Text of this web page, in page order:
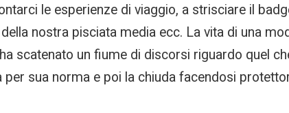
le esperienze di viaggio, a strisciare il
nostra pisciata media ecc. La vita di una
scatenato un fiume di discorsi riguardo quel
per sua norma e poi la chiuda facendosi